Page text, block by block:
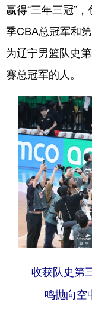
赢得“三年三冠”
季CBA总冠军和
为辽宁男篮队史
赛总冠军的人。
收获队史第
鸣抛向空